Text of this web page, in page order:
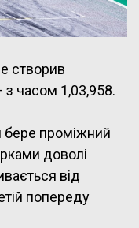
створив
часом 1,03,958.
проміжний
доволі
від
попереду